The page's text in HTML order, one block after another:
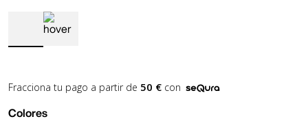
Fracciona tu pago a partir de 50 € con
Colores